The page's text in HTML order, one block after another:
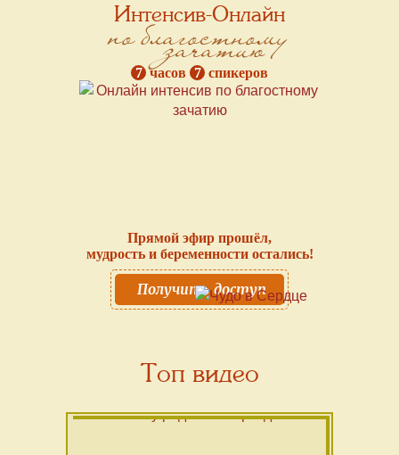
Интенсив-Онлайн
по благостному
зачатию
7 часов 7 спикеров
Прямой эфир прошёл,
мудрость и беременности остались!
Получить доступ
Топ видео